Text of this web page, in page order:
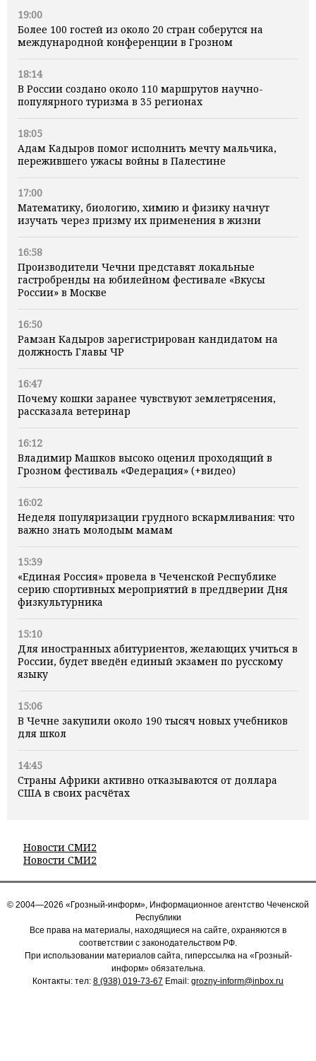
19:00
Более 100 гостей из около 20 стран соберутся на
международной конференции в Грозном
18:14
В России создано около 110 маршрутов научно-
популярного туризма в 35 регионах
18:05
Адам Кадыров помог исполнить мечту мальчика,
пережившего ужасы войны в Палестине
17:00
Математику, биологию, химию и физику начнут
изучать через призму их применения в жизни
16:58
Производители Чечни представят локальные
гастробренды на юбилейном фестивале «Вкусы
России» в Москве
16:50
Рамзан Кадыров зарегистрирован кандидатом на
должность Главы ЧР
16:47
Почему кошки заранее чувствуют землетрясения,
рассказала ветеринар
16:12
Владимир Машков высоко оценил проходящий в
Грозном фестиваль «Федерация» (+видео)
16:02
Неделя популяризации грудного вскармливания: что
важно знать молодым мамам
15:39
«Единая Россия» провела в Чеченской Республике
серию спортивных мероприятий в преддверии Дня
физкультурника
15:10
Для иностранных абитуриентов, желающих учиться в
России, будет введён единый экзамен по русскому
языку
15:06
В Чечне закупили около 190 тысяч новых учебников
для школ
14:45
Страны Африки активно отказываются от доллара
США в своих расчётах
Новости СМИ2
Новости СМИ2
© 2004—2026 «Грозный-информ», Информационное агентство Чеченской
Республики
Все права на материалы, находящиеся на сайте, охраняются в
соответствии с законодательством РФ.
При использовании материалов сайта, гиперссылка на «Грозный-
информ» обязательна.
Контакты: тел: 8 (938) 019-73-67 Email: grozny-inform@inbox.ru